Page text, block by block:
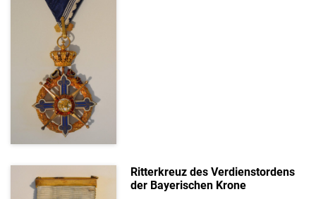
Ritterkreuz des Verdienstordens
der Bayerischen Krone